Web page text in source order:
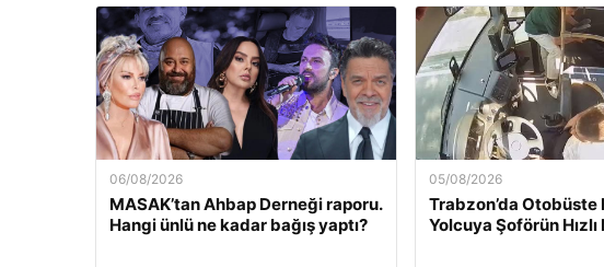
06/08/2026
MASAK’tan Ahbap Derneği raporu.
Hangi ünlü ne kadar bağış yaptı?
05/08/2026
Trabzon’da Otobüste
Yolcuya Şoförün